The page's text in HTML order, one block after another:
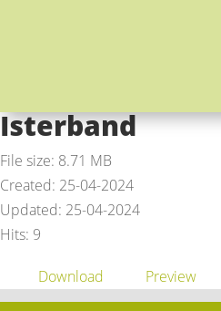
Isterband
File size: 8.71 MB
Created: 25-04-2024
Updated: 25-04-2024
Hits: 9
Download Preview